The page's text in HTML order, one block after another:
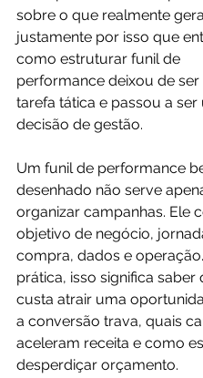
sobre o que realmente
justamente por isso que
como estruturar funil de
performance deixou de ser
tarefa tática e passou a ser
decisão de gestão.
Um funil de performance
desenhado não serve
organizar campanhas. Ele
objetivo de negócio,
compra, dados e
prática, isso significa saber
custa atrair uma
a conversão trava, quais
aceleram receita e como
desperdiçar orçamento.